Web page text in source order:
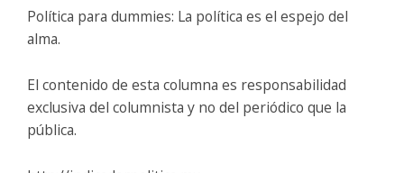
Política para dummies: La política es el espejo del
alma.
El contenido de esta columna es responsabilidad
exclusiva del columnista y no del periódico que la
pública.